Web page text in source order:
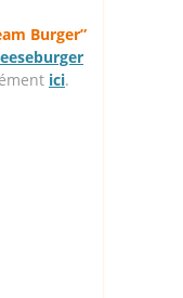
Burger”
ici.